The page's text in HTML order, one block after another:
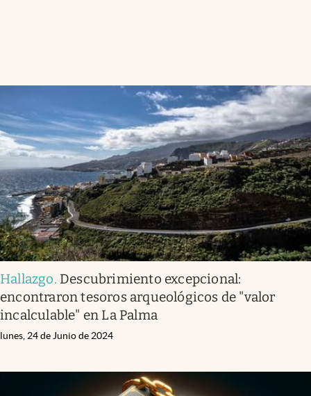
Hallazgo. Descubrimiento excepcional:
encontraron tesoros arqueológicos de "valor
incalculable" en La Palma
lunes, 24 de Junio de 2024